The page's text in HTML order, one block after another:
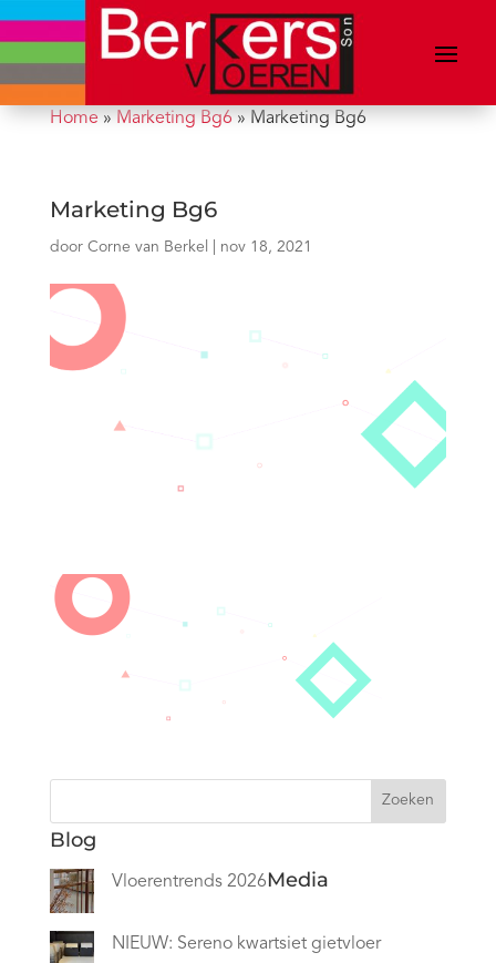
Home» Marketing Bg6 » Marketing Bg6
Marketing Bg6
door Corne van Berkel nov 18, 2021
Zoeken
Blog
Vloerentrends 2026
NIEUW: Sereno kwartsiet gietvloer
Media